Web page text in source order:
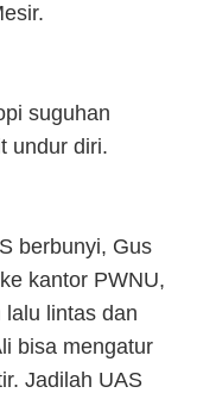
suguhan
undur diri.
berbunyi, Gus
kantor PWNU,
lintas dan
bisa mengatur
Jadilah UAS